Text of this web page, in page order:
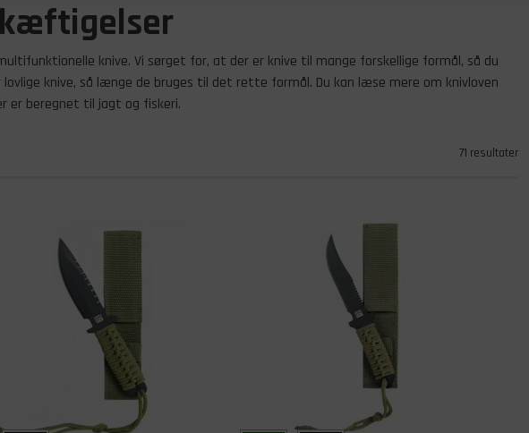
knive. Vi sørget for, at der er knive til mange forskellige formål, så du
knive, så længe de bruges til det rette formål. Du kan læse mere om knivloven
er beregnet til jagt og fiskeri.
71 resultater